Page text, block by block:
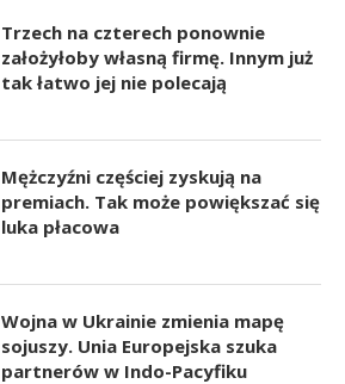
Trzech na czterech ponownie
założyłoby własną firmę. Innym już
tak łatwo jej nie polecają
Mężczyźni częściej zyskują na
premiach. Tak może powiększać się
luka płacowa
Wojna w Ukrainie zmienia mapę
sojuszy. Unia Europejska szuka
partnerów w Indo-Pacyfiku